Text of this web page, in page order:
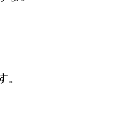
。